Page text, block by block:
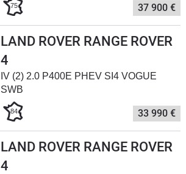
75 37 900 €
LAND ROVER RANGE ROVER
4
IV (2) 2.0 P400E PHEV SI4 VOGUE
SWB
84 33 990 €
LAND ROVER RANGE ROVER
4